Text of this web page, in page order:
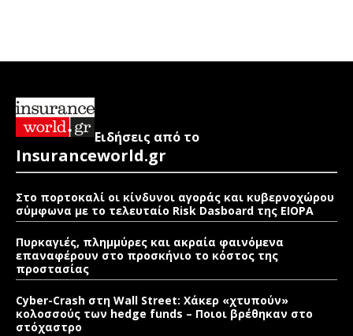
Ειδήσεις από το
Insuranceworld.gr
Στο πορτοκαλί οι κίνδυνοι αγοράς και κυβερνοχώρου
σύμφωνα με το τελευταίο Risk Dasboard της EIOPA
Πυρκαγιές, πλημμύρες και ακραία φαινόμενα
επαναφέρουν στο προσκήνιο το κόστος της
προστασίας
Cyber-Crash στη Wall Street: Χάκερ «χτυπούν»
κολοσσούς των hedge funds – Ποιοι βρέθηκαν στο
στόχαστρο